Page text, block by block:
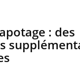
: des